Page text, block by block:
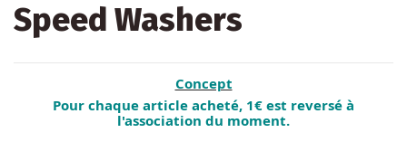
Speed Washers
Concept
Pour chaque article acheté, 1€ est reversé à
l'association du moment.